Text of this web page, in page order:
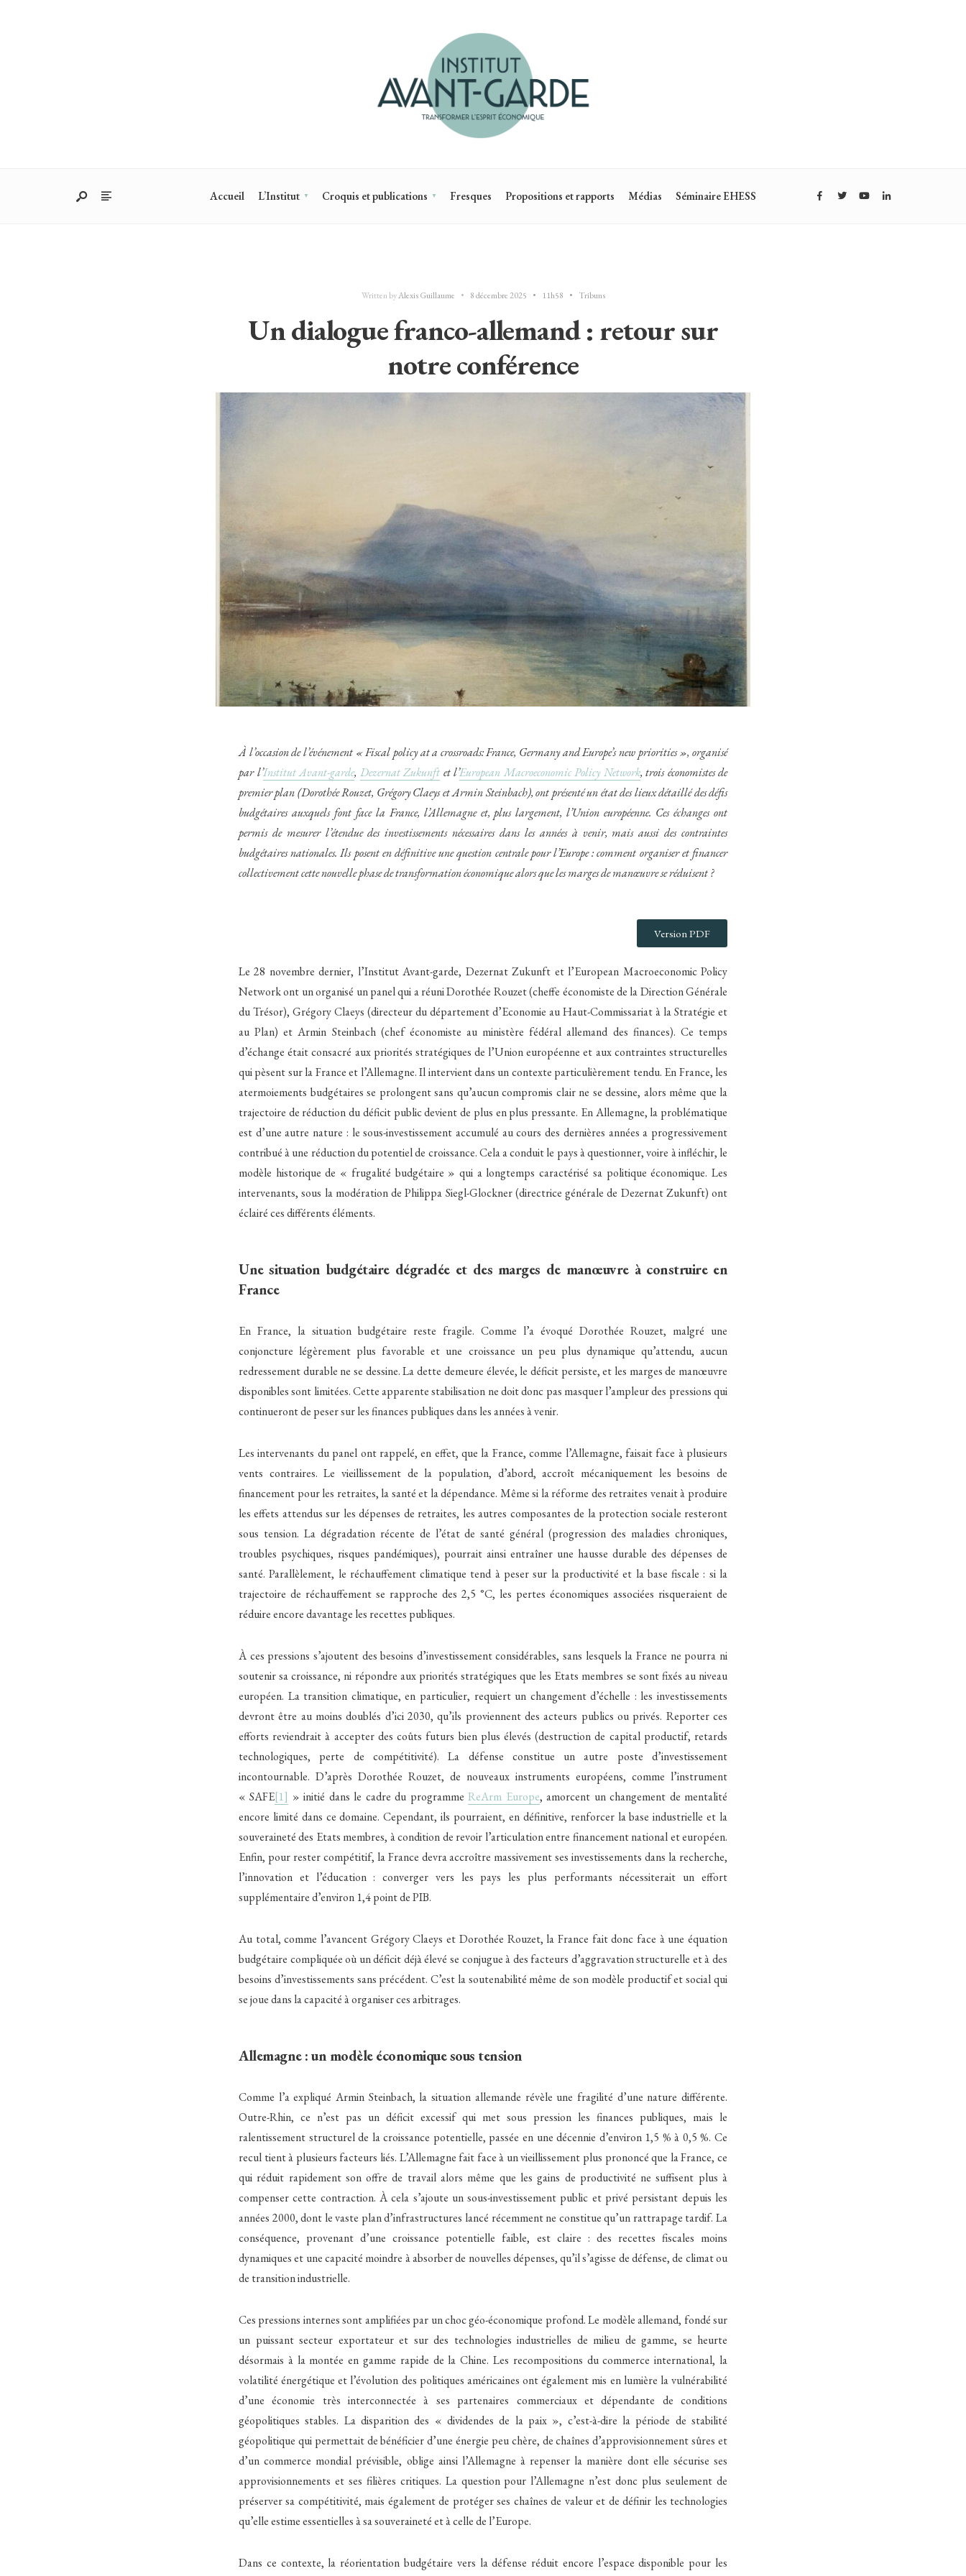
Accueil L’Institut Croquis et publications Fresques Propositions et rapports Médias Séminaire EHESS
Written byAlexis Guillaume • 8 décembre 2025 • 11h58 • Tribuns
Un dialogue franco-allemand : retour sur
notre conférence
À l’occasion de l’événement « Fiscal policy at a crossroads: France, Germany and Europe’s new priorities », organisé
par l’Institut Avant-garde, Dezernat Zukunft et l’European Macroeconomic Policy Network, trois économistes de
premier plan (Dorothée Rouzet, Grégory Claeys et Armin Steinbach), ont présenté un état des lieux détaillé des défis
budgétaires auxquels font face la France, l’Allemagne et, plus largement, l’Union européenne. Ces échanges ont
permis de mesurer l’étendue des investissements nécessaires dans les années à venir, mais aussi des contraintes
budgétaires nationales. Ils posent en définitive une question centrale pour l’Europe : comment organiser et financer
collectivement cette nouvelle phase de transformation économique alors que les marges de manœuvre se réduisent ?
Version PDF
Le 28 novembre dernier, l’Institut Avant-garde, Dezernat Zukunft et l’European Macroeconomic Policy
Network ont un organisé un panel qui a réuni Dorothée Rouzet (cheffe économiste de la Direction Générale
du Trésor), Grégory Claeys (directeur du département d’Economie au Haut-Commissariat à la Stratégie et
au Plan) et Armin Steinbach (chef économiste au ministère fédéral allemand des finances). Ce temps
d’échange était consacré aux priorités stratégiques de l’Union européenne et aux contraintes structurelles
qui pèsent sur la France et l’Allemagne. Il intervient dans un contexte particulièrement tendu. En France, les
atermoiements budgétaires se prolongent sans qu’aucun compromis clair ne se dessine, alors même que la
trajectoire de réduction du déficit public devient de plus en plus pressante. En Allemagne, la problématique
est d’une autre nature : le sous-investissement accumulé au cours des dernières années a progressivement
contribué à une réduction du potentiel de croissance. Cela a conduit le pays à questionner, voire à infléchir, le
modèle historique de « frugalité budgétaire » qui a longtemps caractérisé sa politique économique. Les
intervenants, sous la modération de Philippa Siegl-Glockner (directrice générale de Dezernat Zukunft) ont
éclairé ces différents éléments.
Une situation budgétaire dégradée et des marges de manœuvre à construire en
France
En France, la situation budgétaire reste fragile. Comme l’a évoqué Dorothée Rouzet, malgré une
conjoncture légèrement plus favorable et une croissance un peu plus dynamique qu’attendu, aucun
redressement durable ne se dessine. La dette demeure élevée, le déficit persiste, et les marges de manœuvre
disponibles sont limitées. Cette apparente stabilisation ne doit donc pas masquer l’ampleur des pressions qui
continueront de peser sur les finances publiques dans les années à venir.
Les intervenants du panel ont rappelé, en effet, que la France, comme l’Allemagne, faisait face à plusieurs
vents contraires. Le vieillissement de la population, d’abord, accroît mécaniquement les besoins de
financement pour les retraites, la santé et la dépendance. Même si la réforme des retraites venait à produire
les effets attendus sur les dépenses de retraites, les autres composantes de la protection sociale resteront
sous tension. La dégradation récente de l’état de santé général (progression des maladies chroniques,
troubles psychiques, risques pandémiques), pourrait ainsi entraîner une hausse durable des dépenses de
santé. Parallèlement, le réchauffement climatique tend à peser sur la productivité et la base fiscale : si la
trajectoire de réchauffement se rapproche des 2,5 °C, les pertes économiques associées risqueraient de
réduire encore davantage les recettes publiques.
À ces pressions s’ajoutent des besoins d’investissement considérables, sans lesquels la France ne pourra ni
soutenir sa croissance, ni répondre aux priorités stratégiques que les Etats membres se sont fixés au niveau
européen. La transition climatique, en particulier, requiert un changement d’échelle : les investissements
devront être au moins doublés d’ici 2030, qu’ils proviennent des acteurs publics ou privés. Reporter ces
efforts reviendrait à accepter des coûts futurs bien plus élevés (destruction de capital productif, retards
technologiques, perte de compétitivité). La défense constitue un autre poste d’investissement
incontournable. D’après Dorothée Rouzet, de nouveaux instruments européens, comme l’instrument
« SAFE[1] » initié dans le cadre du programmeReArm Europe, amorcent un changement de mentalité
encore limité dans ce domaine. Cependant, ils pourraient, en définitive, renforcer la base industrielle et la
souveraineté des Etats membres, à condition de revoir l’articulation entre financement national et européen.
Enfin, pour rester compétitif, la France devra accroître massivement ses investissements dans la recherche,
l’innovation et l’éducation : converger vers les pays les plus performants nécessiterait un effort
supplémentaire d’environ 1,4 point de PIB.
Au total, comme l’avancent Grégory Claeys et Dorothée Rouzet, la France fait donc face à une équation
budgétaire compliquée où un déficit déjà élevé se conjugue à des facteurs d’aggravation structurelle et à des
besoins d’investissements sans précédent. C’est la soutenabilité même de son modèle productif et social qui
se joue dans la capacité à organiser ces arbitrages.
Allemagne : un modèle économique sous tension
Comme l’a expliqué Armin Steinbach, la situation allemande révèle une fragilité d’une nature différente.
Outre-Rhin, ce n’est pas un déficit excessif qui met sous pression les finances publiques, mais le
ralentissement structurel de la croissance potentielle, passée en une décennie d’environ 1,5 % à 0,5 %. Ce
recul tient à plusieurs facteurs liés. L’Allemagne fait face à un vieillissement plus prononcé que la France, ce
qui réduit rapidement son offre de travail alors même que les gains de productivité ne suffisent plus à
compenser cette contraction. À cela s’ajoute un sous-investissement public et privé persistant depuis les
années 2000, dont le vaste plan d’infrastructures lancé récemment ne constitue qu’un rattrapage tardif. La
conséquence, provenant d’une croissance potentielle faible, est claire : des recettes fiscales moins
dynamiques et une capacité moindre à absorber de nouvelles dépenses, qu’il s’agisse de défense, de climat ou
de transition industrielle.
Ces pressions internes sont amplifiées par un choc géo-économique profond. Le modèle allemand, fondé sur
un puissant secteur exportateur et sur des technologies industrielles de milieu de gamme, se heurte
désormais à la montée en gamme rapide de la Chine. Les recompositions du commerce international, la
volatilité énergétique et l’évolution des politiques américaines ont également mis en lumière la vulnérabilité
d’une économie très interconnectée à ses partenaires commerciaux et dépendante de conditions
géopolitiques stables. La disparition des « dividendes de la paix », c’est-à-dire la période de stabilité
géopolitique qui permettait de bénéficier d’une énergie peu chère, de chaînes d’approvisionnement sûres et
d’un commerce mondial prévisible, oblige ainsi l’Allemagne à repenser la manière dont elle sécurise ses
approvisionnements et ses filières critiques. La question pour l’Allemagne n’est donc plus seulement de
préserver sa compétitivité, mais également de protéger ses chaînes de valeur et de définir les technologies
qu’elle estime essentielles à sa souveraineté et à celle de l’Europe.
Dans ce contexte, la réorientation budgétaire vers la défense réduit encore l’espace disponible pour les